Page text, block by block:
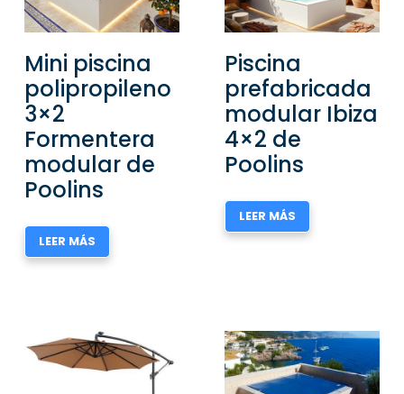
Mini piscina
polipropileno
3×2
Formentera
modular de
Poolins
LEER MÁS
Piscina
prefabricada
modular Ibiza
4×2 de
Poolins
LEER MÁS